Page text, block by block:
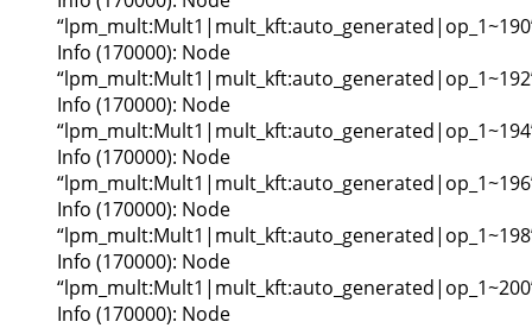
Info (170000): Node
Info (170000): Node
Info (170000): Node
Info (170000): Node
Info (170000): Node
Info (170000): Node